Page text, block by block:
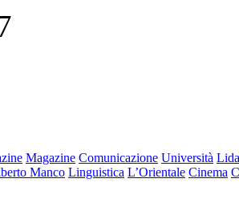
Magazine Comunicazione Università
Manco Linguistica L’Orientale Cinema